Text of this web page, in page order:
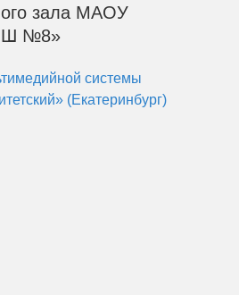
зала МАОУ
№8»